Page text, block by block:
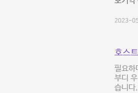
2023-
호스
필요하
부디
습니